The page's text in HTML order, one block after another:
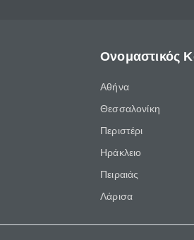
Ονομαστικός
Αθήνα
Θεσσαλονίκη
Περιστέρι
Ηράκλειο
Πειραιάς
Λάρισα